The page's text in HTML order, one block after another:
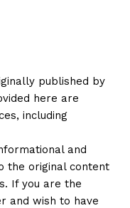
published by
here are
including
and
the original content
If you are the
and wish to have